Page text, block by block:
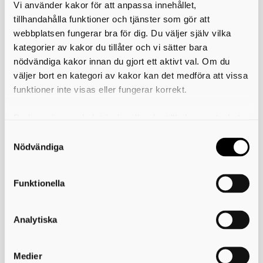
Vi använder kakor för att anpassa innehållet,
tillhandahålla funktioner och tjänster som gör att
webbplatsen fungerar bra för dig. Du väljer själv vilka
kategorier av kakor du tillåter och vi sätter bara
nödvändiga kakor innan du gjort ett aktivt val. Om du
väljer bort en kategori av kakor kan det medföra att vissa
funktioner inte visas eller fungerar korrekt.
användning av kakor som du hittar längst ner på sidan
Nödvändiga
Funktionella
Analytiska
Medier